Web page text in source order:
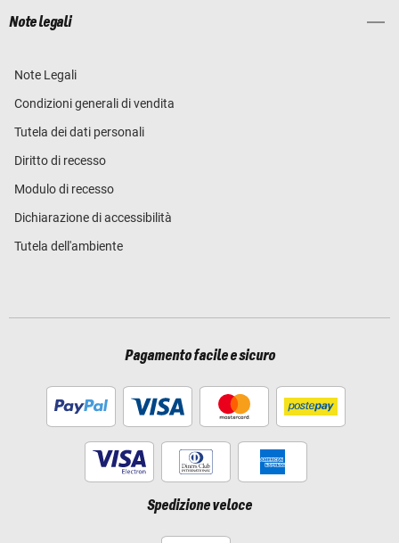
Note legali
Note Legali
Condizioni generali di vendita
Tutela dei dati personali
Diritto di recesso
Modulo di recesso
Dichiarazione di accessibilità
Tutela dell'ambiente
Pagamento facile e sicuro
Spedizione veloce